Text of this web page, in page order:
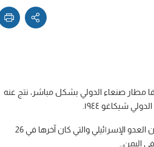
مطار صنعاء الدولي بشكل مباشر، نتج عنه
شيكاغو ١٩٤٤.
إن هذا الاستهداف ليس الأول من نوعه، وليس معزولا عن سلسلة طويلة من الاعتداءات المتعمدة التي طالت مطار صنعاء الدولي، سواء من قبل طيران العدو الإسر|ئيلي والتي كان آخرها في 26